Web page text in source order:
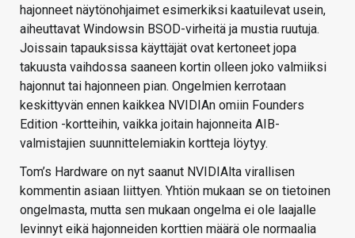
hajonneet näytönohjaimet esimerkiksi kaatuilevat usein,
aiheuttavat Windowsin BSOD-virheitä ja mustia ruutuja.
Joissain tapauksissa käyttäjät ovat kertoneet jopa
takuusta vaihdossa saaneen kortin olleen joko valmiiksi
hajonnut tai hajonneen pian. Ongelmien kerrotaan
keskittyvän ennen kaikkea NVIDIAn omiin Founders
Edition -kortteihin, vaikka joitain hajonneita AIB-
valmistajien suunnittelemiakin kortteja löytyy.
Tom’s Hardware on nyt saanut NVIDIAlta virallisen
kommentin asiaan liittyen. Yhtiön mukaan se on tietoinen
ongelmasta, mutta sen mukaan ongelma ei ole laajalle
levinnyt eikä hajonneiden korttien määrä ole normaalia